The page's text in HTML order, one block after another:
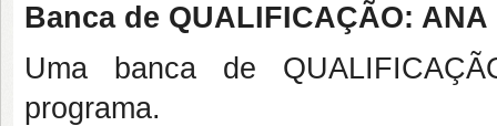
Banca de QUALIFICAÇÃO: ANA
Uma banca de
programa.